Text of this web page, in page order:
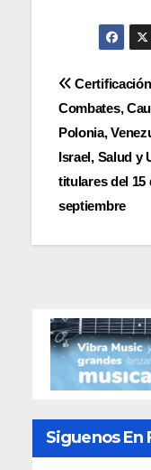
de
Combates,
Polonia,
Israel, Salud y
titulares del 15
septiembre
Siguenos En